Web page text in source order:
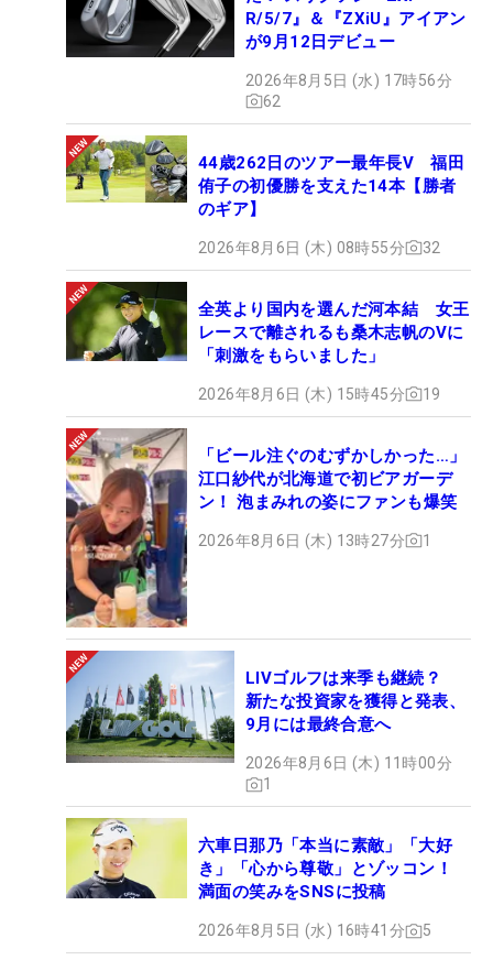
R/5/7』＆『ZXiU』アイアン
が9月12日デビュー
2026年8月5日 (水) 17時56分
62
44歳262日のツアー最年長V 福田
侑子の初優勝を支えた14本【勝者
のギア】
2026年8月6日 (木) 08時55分 32
全英より国内を選んだ河本結 女王
レースで離されるも桑木志帆のVに
「刺激をもらいました」
2026年8月6日 (木) 15時45分 19
「ビール注ぐのむずかしかった…」
江口紗代が北海道で初ビアガーデ
ン！ 泡まみれの姿にファンも爆笑
2026年8月6日 (木) 13時27分 1
LIVゴルフは来季も継続？
新たな投資家を獲得と発表、
9月には最終合意へ
2026年8月6日 (木) 11時00分
1
六車日那乃「本当に素敵」「大好
き」「心から尊敬」とゾッコン！
満面の笑みをSNSに投稿
2026年8月5日 (水) 16時41分 5